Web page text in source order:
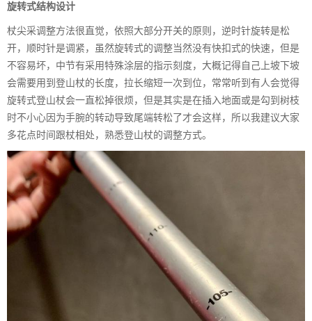
旋转式结构设计
杖尖采调整方法很直觉，依照大部分开关的原则，逆时针旋转是松
开，顺时针是调紧，虽然旋转式的调整当然没有快扣式的快速，但是
不容易坏，中节有采用特殊涂层的指示刻度，大概记得自己上坡下坡
会需要用到登山杖的长度，拉长缩短一次到位，常常听到有人会觉得
旋转式登山杖会一直松掉很烦，但是其实是在插入地面或是勾到树枝
时不小心因为手腕的转动导致尾端转松了才会这样，所以我建议大家
多花点时间跟杖相处，熟悉登山杖的调整方式。